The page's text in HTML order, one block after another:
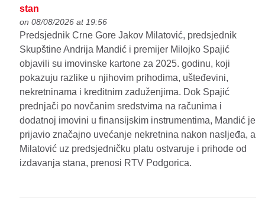
stan
on 08/08/2026 at 19:56
Predsjednik Crne Gore Jakov Milatović, predsjednik
Skupštine Andrija Mandić i premijer Milojko Spajić
objavili su imovinske kartone za 2025. godinu, koji
pokazuju razlike u njihovim prihodima, ušteđevini,
nekretninama i kreditnim zaduženjima. Dok Spajić
prednjači po novčanim sredstvima na računima i
dodatnoj imovini u finansijskim instrumentima, Mandić je
prijavio značajno uvećanje nekretnina nakon nasljeđa, a
Milatović uz predsjedničku platu ostvaruje i prihode od
izdavanja stana, prenosi RTV Podgorica.